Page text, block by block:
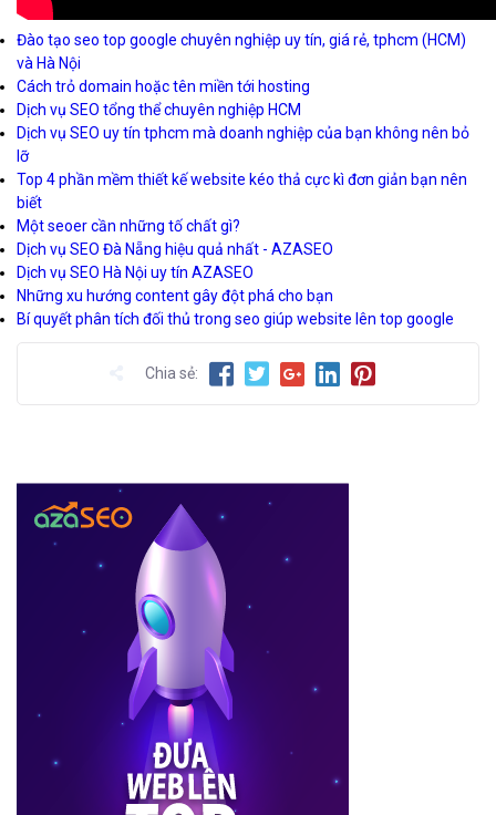
Đào tạo seo top google chuyên nghiệp uy tín, giá rẻ, tphcm (HCM)
và Hà Nội
Cách trỏ domain hoặc tên miền tới hosting
Dịch vụ SEO tổng thể chuyên nghiệp HCM
Dịch vụ SEO uy tín tphcm mà doanh nghiệp của bạn không nên bỏ
lỡ
Top 4 phần mềm thiết kế website kéo thả cực kì đơn giản bạn nên
biết
Một seoer cần những tố chất gì?
Dịch vụ SEO Đà Nẵng hiệu quả nhất - AZASEO
Dịch vụ SEO Hà Nội uy tín AZASEO
Những xu hướng content gây đột phá cho bạn
Bí quyết phân tích đối thủ trong seo giúp website lên top google
Chia sẻ: